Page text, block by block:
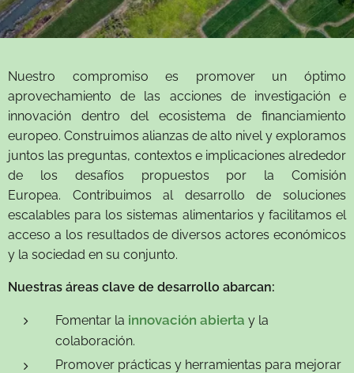
Nuestro compromiso es promover un óptimo
aprovechamiento de las acciones de investigación e
innovación dentro del ecosistema de financiamiento
europeo. Construimos alianzas de alto nivel y exploramos
juntos las preguntas, contextos e implicaciones alrededor
de los desafíos propuestos por la Comisión
Europea. Contribuimos al desarrollo de soluciones
escalables para los sistemas alimentarios y facilitamos el
acceso a los resultados de diversos actores económicos
y la sociedad en su conjunto.
Nuestras áreas clave de desarrollo abarcan:
Fomentar la innovación abierta y la
colaboración.
Promover prácticas y herramientas para mejorar